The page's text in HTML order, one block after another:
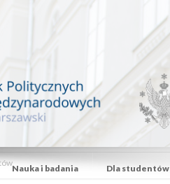
Nauka i badania Dla studentów